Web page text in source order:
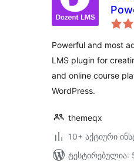
Powerful and most
LMS plugin for
and online course
WordPress.
themeqx
10+ აქტიური
ტესტირებულია: